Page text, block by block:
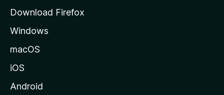
Download Firefox
Windows
macOS
iOS
Android